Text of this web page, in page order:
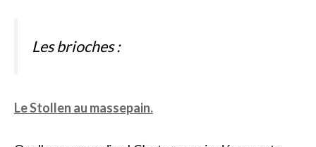
Les brioches :
Le Stollen au massepain.